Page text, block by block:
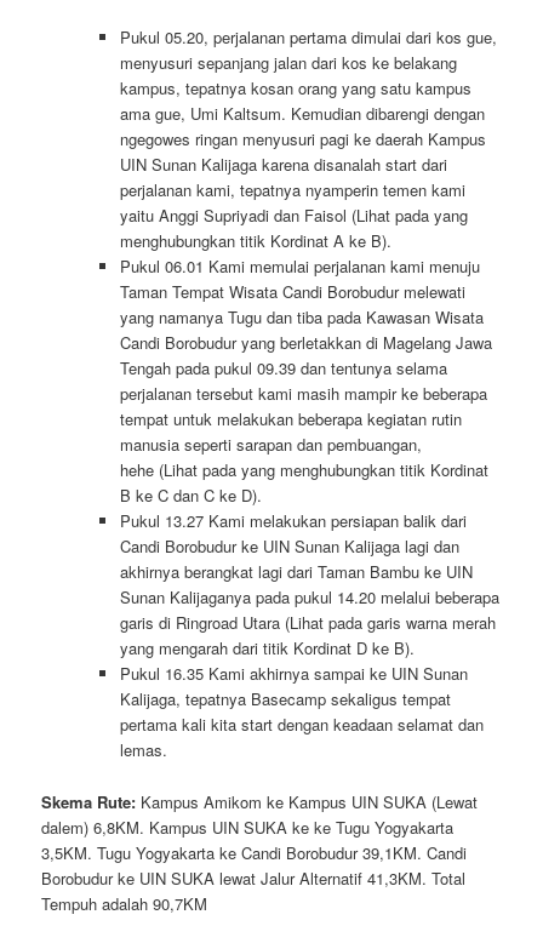
Pukul 05.20, perjalanan pertama dimulai dari kos gue,
menyusuri sepanjang jalan dari kos ke belakang
kampus, tepatnya kosan orang yang satu kampus
ama gue, Umi Kaltsum. Kemudian dibarengi dengan
ngegowes ringan menyusuri pagi ke daerah Kampus
UIN Sunan Kalijaga karena disanalah start dari
perjalanan kami, tepatnya nyamperin temen kami
yaitu Anggi Supriyadi dan Faisol (Lihat pada yang
menghubungkan titik Kordinat A ke B).
Pukul 06.01 Kami memulai perjalanan kami menuju
Taman Tempat Wisata Candi Borobudur melewati
yang namanya Tugu dan tiba pada Kawasan Wisata
Candi Borobudur yang berletakkan di Magelang Jawa
Tengah pada pukul 09.39 dan tentunya selama
perjalanan tersebut kami masih mampir ke beberapa
tempat untuk melakukan beberapa kegiatan rutin
manusia seperti sarapan dan pembuangan,
hehe (Lihat pada yang menghubungkan titik Kordinat
B ke C dan C ke D).
Pukul 13.27 Kami melakukan persiapan balik dari
Candi Borobudur ke UIN Sunan Kalijaga lagi dan
akhirnya berangkat lagi dari Taman Bambu ke UIN
Sunan Kalijaganya pada pukul 14.20 melalui beberapa
garis di Ringroad Utara (Lihat pada garis warna merah
yang mengarah dari titik Kordinat D ke B).
Pukul 16.35 Kami akhirnya sampai ke UIN Sunan
Kalijaga, tepatnya Basecamp sekaligus tempat
pertama kali kita start dengan keadaan selamat dan
lemas.
Skema Rute: Kampus Amikom ke Kampus UIN SUKA (Lewat
dalem) 6,8KM. Kampus UIN SUKA ke ke Tugu Yogyakarta
3,5KM. Tugu Yogyakarta ke Candi Borobudur 39,1KM. Candi
Borobudur ke UIN SUKA lewat Jalur Alternatif 41,3KM. Total
Tempuh adalah 90,7KM